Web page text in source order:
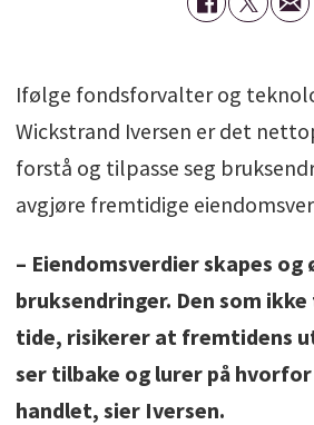
Ifølge fondsforvalter og
Wickstrand Iversen er det
forstå og tilpasse seg
avgjøre fremtidige
– Eiendomsverdier skapes og
bruksendringer. Den som
tide, risikerer at fremtidens
ser tilbake og lurer på
handlet, sier Iversen.